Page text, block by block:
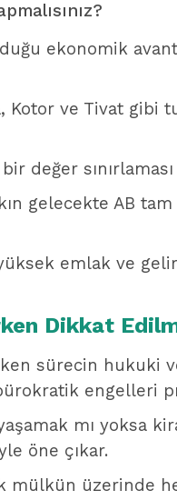
ekonomik
Kotor ve Tivat gibi
değer
gelecekte AB
emlak ve gelir
Dikkat
sürecin hukuki
engelleri
yaşamak mı
öne çıkar.
mülkün üzerinde